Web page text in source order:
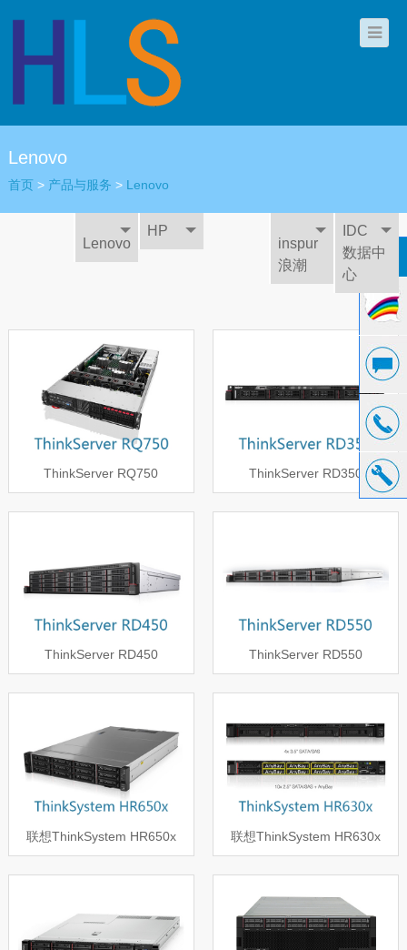
Lenovo
首页> 产品与服务 > Lenovo
Lenovo
HP
inspur
浪潮
IDC
数据中
心
ThinkServer RQ750 ThinkServer RD350
ThinkServer RD450 ThinkServer RD550
联想ThinkSystem HR650x 联想ThinkSystem HR630x